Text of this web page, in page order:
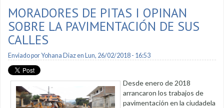
MORADORES DE PITAS I OPINAN
SOBRE LA PAVIMENTACIÓN DE SUS
CALLES
Enviado porYohana Diazen Lun, 26/02/2018 - 16:53
Desde enero de 2018
arrancaron los trabajos de
pavimentación en la ciudadela